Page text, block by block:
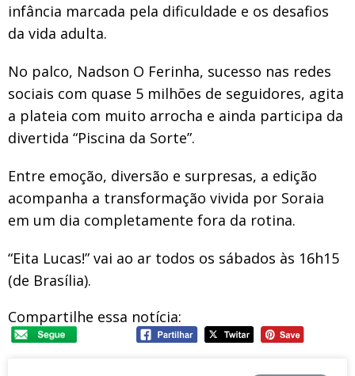
infância marcada pela dificuldade e os desafios
da vida adulta.
No palco, Nadson O Ferinha, sucesso nas redes
sociais com quase 5 milhões de seguidores, agita
a plateia com muito arrocha e ainda participa da
divertida “Piscina da Sorte”.
Entre emoção, diversão e surpresas, a edição
acompanha a transformação vivida por Soraia
em um dia completamente fora da rotina.
“Eita Lucas!” vai ao ar todos os sábados às 16h15
(de Brasília).
Compartilhe essa notícia: